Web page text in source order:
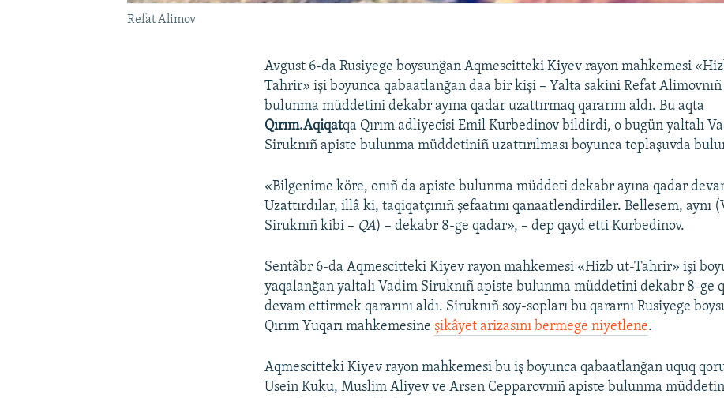
Refat Alimov
Avgust 6-da Rusiyege boysunğan Aqmescitteki Kiyev rayon mahkemesi
Tahrir» işi boyunca qabaatlanğan daa bir kişi – Yalta sakini Refat Alimovnıñ
bulunma müddetini dekabr ayına qadar uzattırmaq qararını aldı. Bu aqta
Qırım.Aqiqatqa Qırım adliyecisi Emil Kurbedinov bildirdi, o bugün yaltalı
Siruknıñ apiste bulunma müddetiniñ uzattırılması boyunca toplaşuvda
«Bilgenime köre, onıñ da apiste bulunma müddeti dekabr ayına qadar
Uzattırdılar, illâ ki, taqiqatçınıñ şefaatını qanaatlendirdiler. Bellesem, aynı
Siruknıñ kibi – QA) – dekabr 8-ge qadar», – dep qayd etti Kurbedinov.
Sentâbr 6-da Aqmescitteki Kiyev rayon mahkemesi «Hizb ut-Tahrir» işi
yaqalanğan yaltalı Vadim Siruknıñ apiste bulunma müddetini dekabr 8-ge
devam ettirmek qararını aldı. Siruknıñ soy-sopları bu qararnı Rusiyege
Qırım Yuqarı mahkemesineşikâyet arizasını bermege niyetlene.
Aqmescitteki Kiyev rayon mahkemesi bu iş boyunca qabaatlanğan uquq
Usein Kuku, Muslim Aliyev ve Arsen Cepparovnıñ apiste bulunma